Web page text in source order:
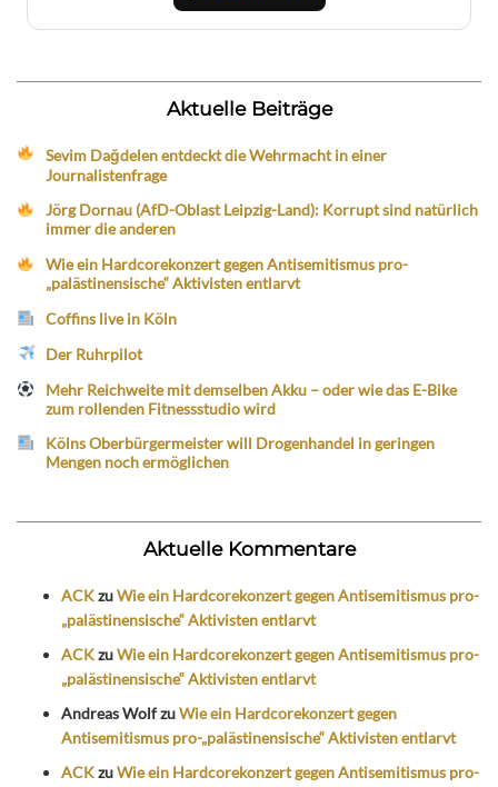
Aktuelle Beiträge
Sevim Dağdelen entdeckt die Wehrmacht in einer
Journalistenfrage
Jörg Dornau (AfD-Oblast Leipzig-Land): Korrupt sind natürlich
immer die anderen
Wie ein Hardcorekonzert gegen Antisemitismus pro-
„palästinensische“ Aktivisten entlarvt
Coffins live in Köln
Der Ruhrpilot
Mehr Reichweite mit demselben Akku – oder wie das E-Bike
zum rollenden Fitnessstudio wird
Kölns Oberbürgermeister will Drogenhandel in geringen
Mengen noch ermöglichen
Aktuelle Kommentare
ACKzuWie ein Hardcorekonzert gegen Antisemitismus pro-
„palästinensische“ Aktivisten entlarvt
ACKzuWie ein Hardcorekonzert gegen Antisemitismus pro-
„palästinensische“ Aktivisten entlarvt
Andreas WolfzuWie ein Hardcorekonzert gegen
Antisemitismus pro-„palästinensische“ Aktivisten entlarvt
ACKzuWie ein Hardcorekonzert gegen Antisemitismus pro-